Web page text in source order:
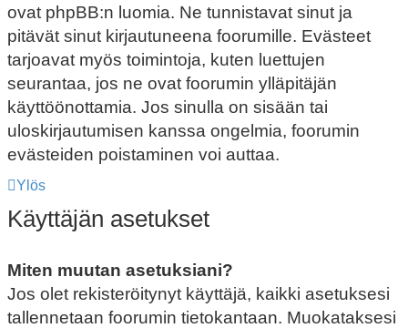
ovat phpBB:n luomia. Ne tunnistavat sinut ja
pitävät sinut kirjautuneena foorumille. Evästeet
tarjoavat myös toimintoja, kuten luettujen
seurantaa, jos ne ovat foorumin ylläpitäjän
käyttöönottamia. Jos sinulla on sisään tai
uloskirjautumisen kanssa ongelmia, foorumin
evästeiden poistaminen voi auttaa.
Ylös
Käyttäjän asetukset
Miten muutan asetuksiani?
Jos olet rekisteröitynyt käyttäjä, kaikki asetuksesi
tallennetaan foorumin tietokantaan. Muokataksesi